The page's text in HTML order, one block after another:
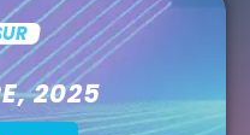
2025